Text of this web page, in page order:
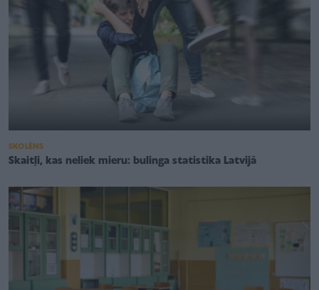
SKOLĒNS
Skaitļi, kas neliek mieru: bulinga statistika Latvijā